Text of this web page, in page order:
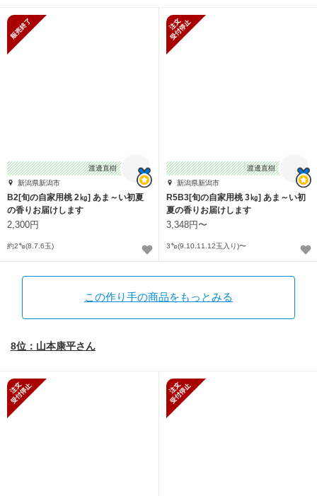
渡邊直樹
新潟県新潟市
B2[旬の自家用桃 2㎏] あま～い初夏
の香りお届けします
2,300円
約2㌔(8.7.6玉)
渡邊直樹
新潟県新潟市
R5B3[旬の自家用桃 3㎏] あま～い初
夏の香りお届けします
3,348円〜
3㌔(9.10.11.12玉入り)〜
この作り手の商品をもっとみる
8位：山本康平さん